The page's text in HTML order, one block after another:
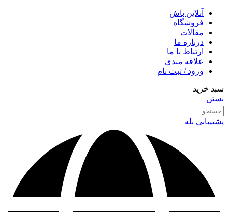
آنلاین باش
فروشگاه
مقالات
درباره ما
ارتباط با ما
علاقه مندی
ورود / ثبت نام
سبد خرید
بستن
پشتیبانی بله